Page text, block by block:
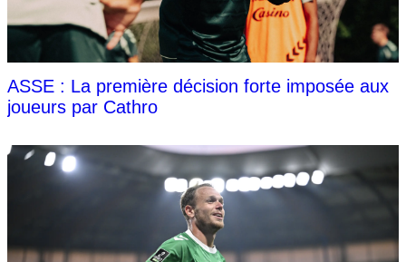
ASSE : La première décision forte imposée aux
joueurs par Cathro